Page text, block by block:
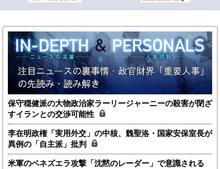
保守穏健派の大物政治家ラーリージャーニーの殺害が閉ざ
すイランとの交渉可能性
李在明政権「実用外交」の中核、魏聖洛・国家安保室長が
異例の「自主派」批判
米軍のベネズエラ攻撃「沈黙のレーダー」で意識される